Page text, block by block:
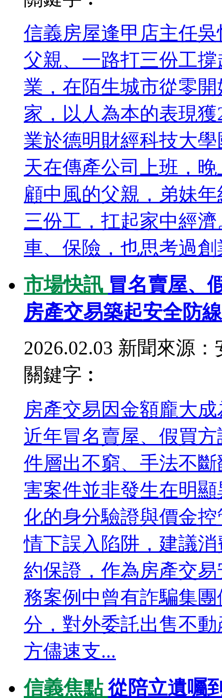
信義房屋逢甲店主任
父親、一路打三份工
業，在陌生城市從零
家，以人為本的表現
業於德明財經科技大
天在傳產公司上班，
顧中風的父親，弟妹
三份工，扛起家中經
車、保險，也思考過
市場快訊 冒名賣屋、
房產交易築起安全防線
2026.02.03 新聞來源：
關鍵字︰
房產交易因金額龐大
近年冒名賣屋、假買
件層出不窮、手法不
害案件並非發生在明
化的身分驗證與價金
情下誤入陷阱，建議
約保證，作為房產交
務案例中曾有詐騙集
分，對外委託出售不
方儘速支...
信義焦點 從陪立遺囑